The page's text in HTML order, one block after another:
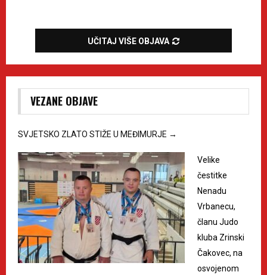
UČITAJ VIŠE OBJAVA
VEZANE OBJAVE
SVJETSKO ZLATO STIŽE U MEĐIMURJE →
Velike
čestitke
Nenadu
Vrbanecu,
članu Judo
kluba Zrinski
Čakovec, na
osvojenom